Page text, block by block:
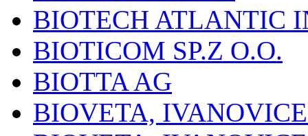
BIOTECH ATLANTIC
BIOTICOM SP.Z O.O.
BIOTTA AG
BIOVETA,